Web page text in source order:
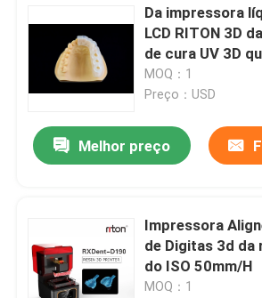
Da impressora
LCD RITON 3D
de cura UV 3D
imprime
MOQ：1
Preço：USD
Melhor preço
Impressora
de Digitas 3d da
do ISO 50mm/H
MOQ：1